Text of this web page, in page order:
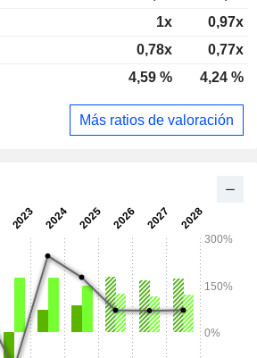
1x
0,97x
0,78x
0,77x
4,59 % 4,24 %
Más ratios de valoración